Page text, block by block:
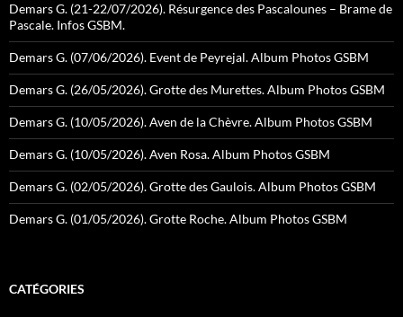
Demars G. (21-22/07/2026). Résurgence des Pascalounes – Brame de
Pascale. Infos GSBM.
Demars G. (07/06/2026). Event de Peyrejal. Album Photos GSBM
Demars G. (26/05/2026). Grotte des Murettes. Album Photos GSBM
Demars G. (10/05/2026). Aven de la Chèvre. Album Photos GSBM
Demars G. (10/05/2026). Aven Rosa. Album Photos GSBM
Demars G. (02/05/2026). Grotte des Gaulois. Album Photos GSBM
Demars G. (01/05/2026). Grotte Roche. Album Photos GSBM
CATÉGORIES